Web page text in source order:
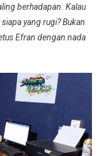
berhadapan. Kalau
yang rugi? Bukan
Efran dengan nada